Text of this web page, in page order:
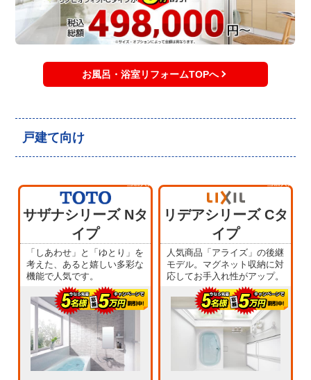
お風呂・浴室リフォームTOPへ
戸建て向け
サザナシリーズ Nタ
イプ
「しあわせ」と「ゆとり」を
考えた、あると嬉しい多彩な
機能で人気です。
リデアシリーズ Cタ
イプ
人気商品「アライズ」の後継
モデル。マグネット収納に対
応してお手入れ性がアップ。